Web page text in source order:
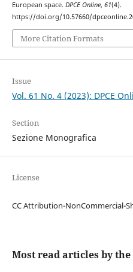
European space. DPCE Online, 61(4).
https://doi.org/10.57660/
More Citation Formats
Issue
Vol. 61 No. 4 (2023): DPCE
Section
Sezione Monografica
License
CC Attribution-NonCommercial-
Most read articles by